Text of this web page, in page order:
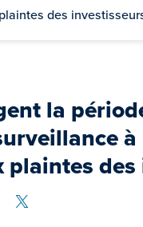
des
la
on LinkedIn
Share on Facebook